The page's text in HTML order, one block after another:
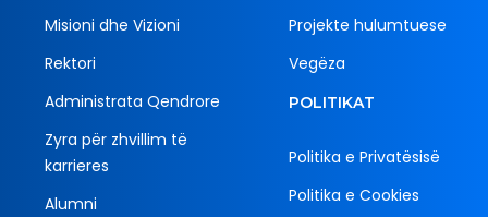
Misioni dhe Vizioni
Rektori
Administrata Qendrore
Zyra për zhvillim të
karrieres
Alumni
Projekte hulumtuese
Vegëza
POLITIKAT
Politika e Privatësisë
Politika e Cookies